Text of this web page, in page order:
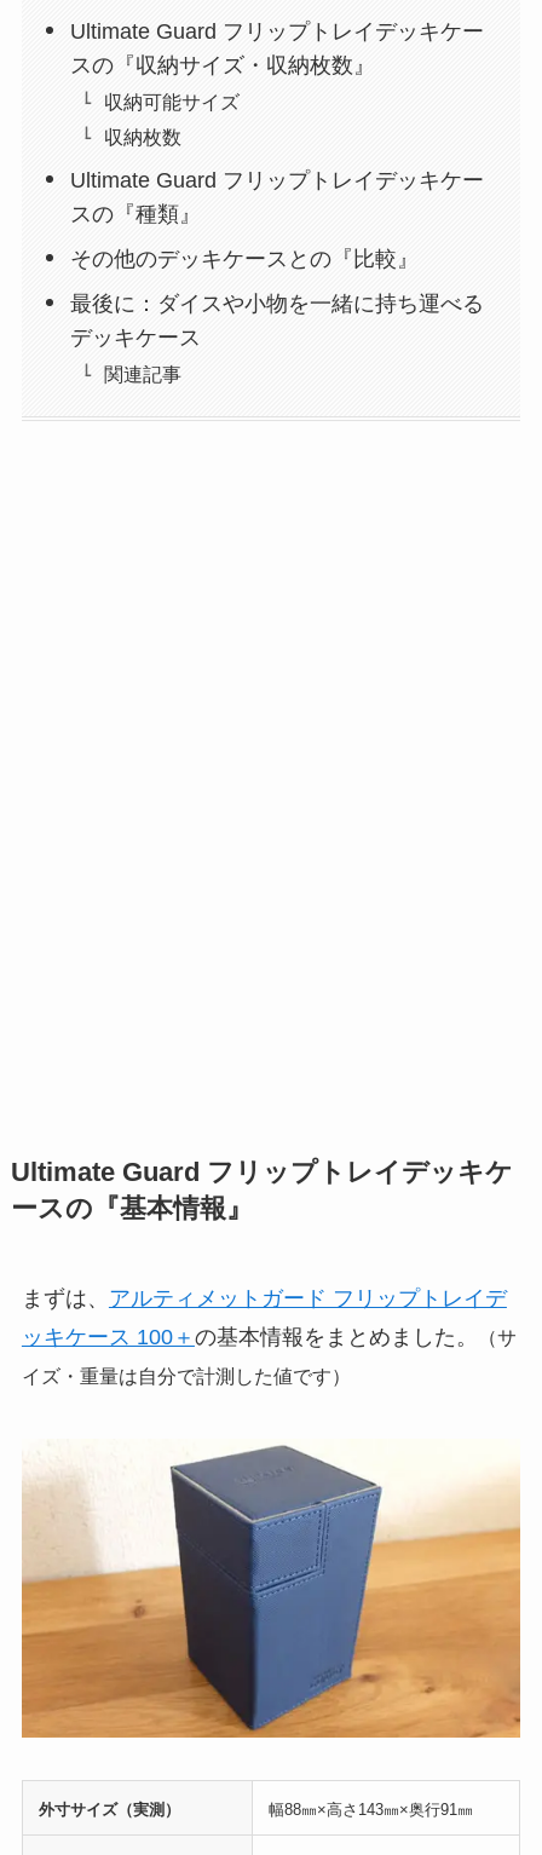
Ultimate Guard フリップトレイデッキケー
スの『収納サイズ・収納枚数』
収納可能サイズ
収納枚数
Ultimate Guard フリップトレイデッキケー
スの『種類』
その他のデッキケースとの『比較』
最後に：ダイスや小物を一緒に持ち運べる
デッキケース
関連記事
Ultimate Guard フリップトレイデッキケ
ースの『基本情報』
まずは、 アルティメットガード フリップトレイデ
ッキケース 100＋ の基本情報をまとめました。
（サ
イズ・重量は自分で計測した値です）
外寸サイズ（実測） 幅88㎜×高さ143㎜×奥行91㎜